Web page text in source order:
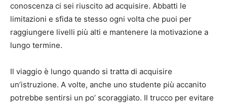
conoscenza ci sei riuscito ad acquisire. Abbatti le
limitazioni e sfida te stesso ogni volta che puoi per
raggiungere livelli più alti e mantenere la motivazione a
lungo termine.
Il viaggio è lungo quando si tratta di acquisire
un’istruzione. A volte, anche uno studente più accanito
potrebbe sentirsi un po’ scoraggiato. Il trucco per evitare